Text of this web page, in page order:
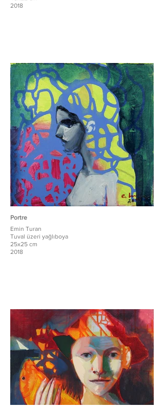
2018
Portre
Emin Turan
Tuval üzeri yağlıboya
25x25 cm
2018